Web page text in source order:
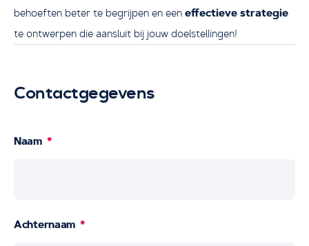
behoeften beter te begrijpen en een effectieve strategie
te ontwerpen die aansluit bij jouw doelstellingen!
Contactgegevens
Naam
Achternaam